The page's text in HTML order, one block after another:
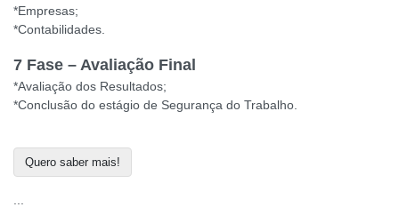
*Empresas;
*Contabilidades.
7 Fase – Avaliação Final
*Avaliação dos Resultados;
*Conclusão do estágio de Segurança do Trabalho.
Quero saber mais!